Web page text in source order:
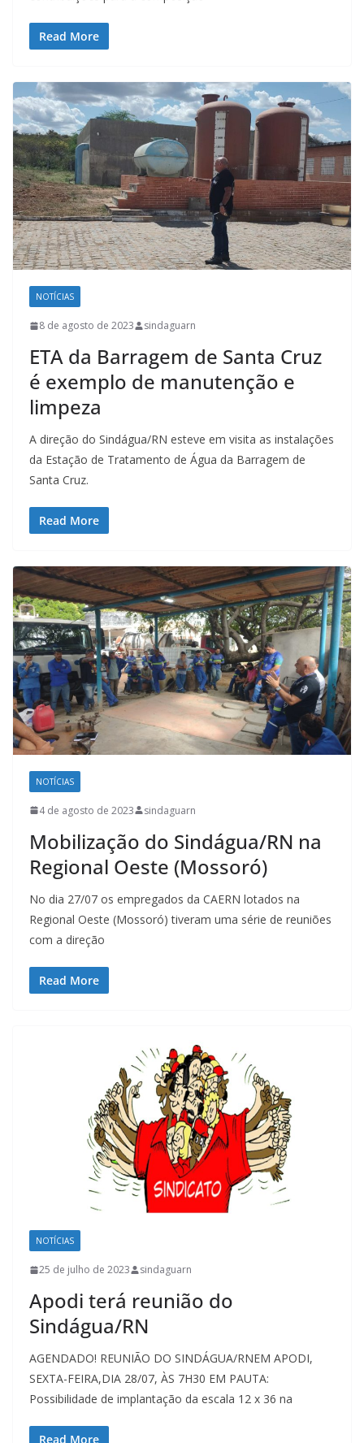
Read More
NOTÍCIAS
8 de agosto de 2023 sindaguarn
ETA da Barragem de Santa Cruz
é exemplo de manutenção e
limpeza
A direção do Sindágua/RN esteve em visita as instalações
da Estação de Tratamento de Água da Barragem de
Santa Cruz.
Read More
NOTÍCIAS
4 de agosto de 2023 sindaguarn
Mobilização do Sindágua/RN na
Regional Oeste (Mossoró)
No dia 27/07 os empregados da CAERN lotados na
Regional Oeste (Mossoró) tiveram uma série de reuniões
com a direção
Read More
NOTÍCIAS
25 de julho de 2023 sindaguarn
Apodi terá reunião do
Sindágua/RN
AGENDADO! REUNIÃO DO SINDÁGUA/RNEM APODI,
SEXTA-FEIRA,DIA 28/07, ÀS 7H30 EM PAUTA:
Possibilidade de implantação da escala 12 x 36 na
Read More